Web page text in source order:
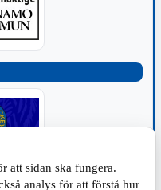
att sidan ska fungera.
analys för att förstå hur